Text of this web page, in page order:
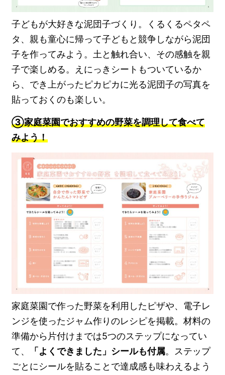
子どもが大好きな泥団子づくり。くるくるペタペ
タ、親も童心に帰って子どもと競争しながら泥団
子を作ってみよう。土と触れ合い、その感触を親
子で楽しめる。えにっきシートもついているか
ら、でき上がったピカピカに光る泥団子の写真を
貼っておくのも楽しい。
③家庭菜園でおすすめの野菜を調理して食べて
みよう！
家庭菜園で作った野菜を利用したピザや、電子レ
ンジを使ったジャム作りのレシピを掲載。材料の
準備から片付けまでは5つのステップになってい
て、
「よくできました」シールも付属。ステップ
ごとにシールを貼ることで達成感も味わえるよう